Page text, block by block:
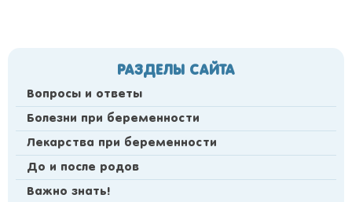
РАЗДЕЛЫ САЙТА
Вопросы и ответы
Болезни при беременности
Лекарства при беременности
До и после родов
Важно знать!